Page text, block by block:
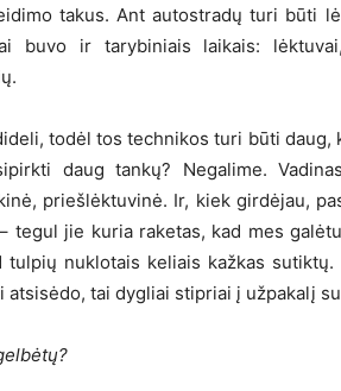
takus. Ant autostradų turi būti
buvo ir tarybiniais laikais:
todėl tos technikos turi būti daug,
daug tankų? Negalime.
priešlėktuvinė. Ir, kiek girdėjau,
tegul jie kuria raketas, kad mes
tulpių nuklotais keliais kažkas
atsisėdo, tai dygliai stipriai į užpakalį